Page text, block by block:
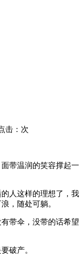
击： 次
带温润的笑容撑起一
人这样的理想了，我
，随处可躺。
带伞，没带的话希望
破产。